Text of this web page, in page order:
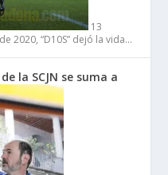
13
2020, “D10S” dejó la vida…
la SCJN se suma a